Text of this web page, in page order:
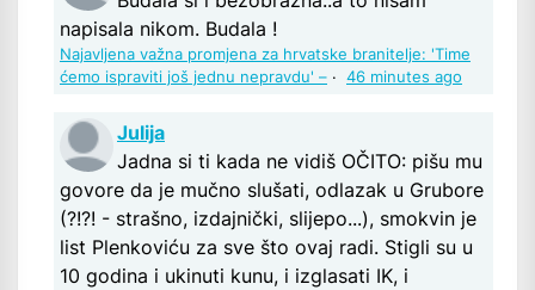
napisala nikom. Budala !
Najavljena važna promjena za hrvatske branitelje: 'Time
ćemo ispraviti još jednu nepravdu' – · 46 minutes ago
Julija
Jadna si ti kada ne vidiš OČITO: pišu mu
govore da je mučno slušati, odlazak u Grubore
(?!?! - strašno, izdajnički, slijepo...), smokvin je
list Plenkoviću za sve što ovaj radi. Stigli su u
10 godina i ukinuti kunu, i izglasati IK, i